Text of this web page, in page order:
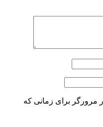
مرورگر برای زمانی که